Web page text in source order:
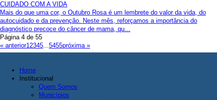
CUIDADO COM A VIDA
Mais do que uma cor, o Outubro Rosa é um lembrete do valor da vida, do
autocuidado e da prevenção. Neste mês, reforçamos a importância do
diagnóstico precoce do câncer de mama, qu...
Página 4 de 55
« anterior12345...5455próxima »
Home
Institucional
Quem Somos
Municípios